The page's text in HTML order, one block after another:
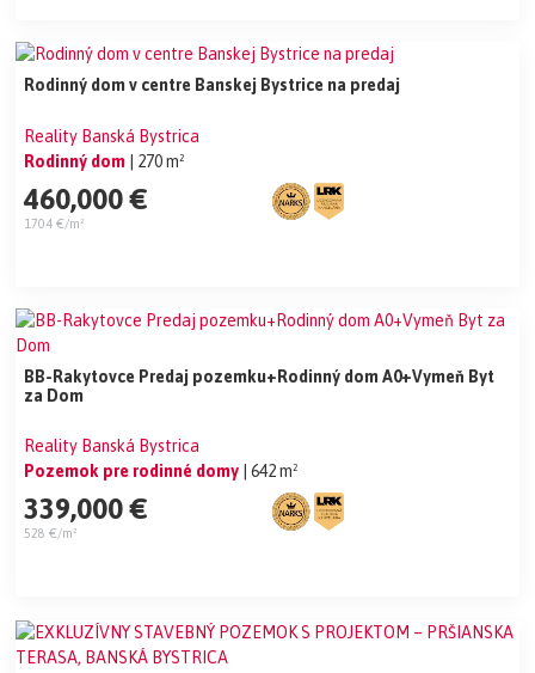
Rodinný dom v centre Banskej Bystrice na predaj
Reality Banská Bystrica
Rodinný dom
| 270 m²
460,000 €
1704 €/m²
BB-Rakytovce Predaj pozemku+Rodinný dom A0+Vymeň Byt
za Dom
Reality Banská Bystrica
Pozemok pre rodinné domy
| 642 m²
339,000 €
528 €/m²